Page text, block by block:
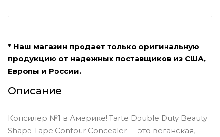
* Наш магазин продает только оригинальную
продукцию от надежных поставщиков из США,
Европы и России.
Описание
Консилер №1 в Америке! Tarte Double Duty Beauty
Shape Tape Contour Concealer — это веганская,